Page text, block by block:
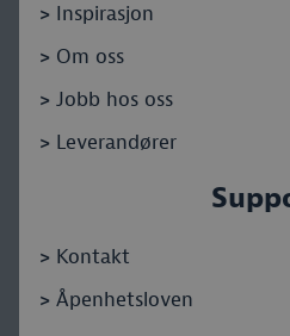
> Inspirasjon
> Om oss
> Jobb hos oss
> Leverandører
> Kontakt
> Åpenhetsloven